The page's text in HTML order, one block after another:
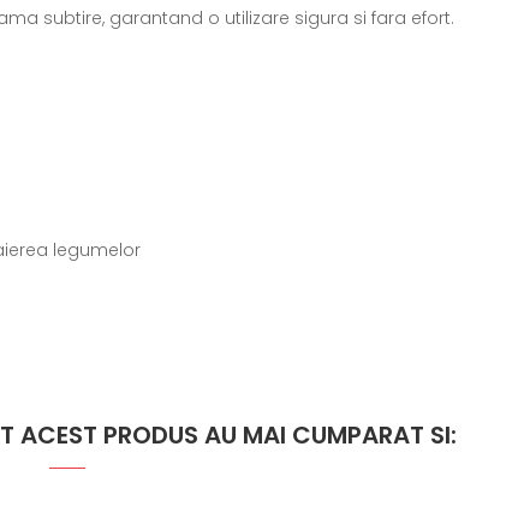
subtire, garantand o utilizare sigura si fara efort.
legumelor
ACEST PRODUS AU MAI CUMPARAT SI: